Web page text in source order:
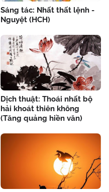
Sáng tác: Nhất thất lệnh -
Nguyệt (HCH)
Dịch thuật: Thoái nhất bộ
hải khoát thiên không
(Tăng quảng hiền văn)